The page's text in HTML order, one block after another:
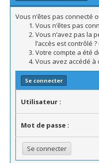
Vous n’êtes pas connecté
Vous n’êtes pas
Vous n’avez pas la
l’accès est contrôlé
Votre compte a été
Vous avez accédé
Se connecter
Utilisateur :
Mot de passe :